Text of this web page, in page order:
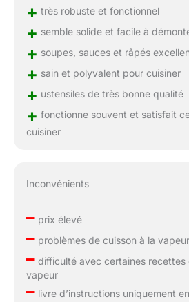
+ très robuste et fonctionnel
+ semble solide et facile à
+ soupes, sauces et râpés
+ sain et polyvalent pour cuisiner
+ ustensiles de très bonne qualité
+ fonctionne souvent et satisfait
cuisiner
Inconvénients
–prix élevé
–problèmes de cuisson à la vapeur
–difficulté avec certaines recettes
vapeur
–livre d’instructions uniquement